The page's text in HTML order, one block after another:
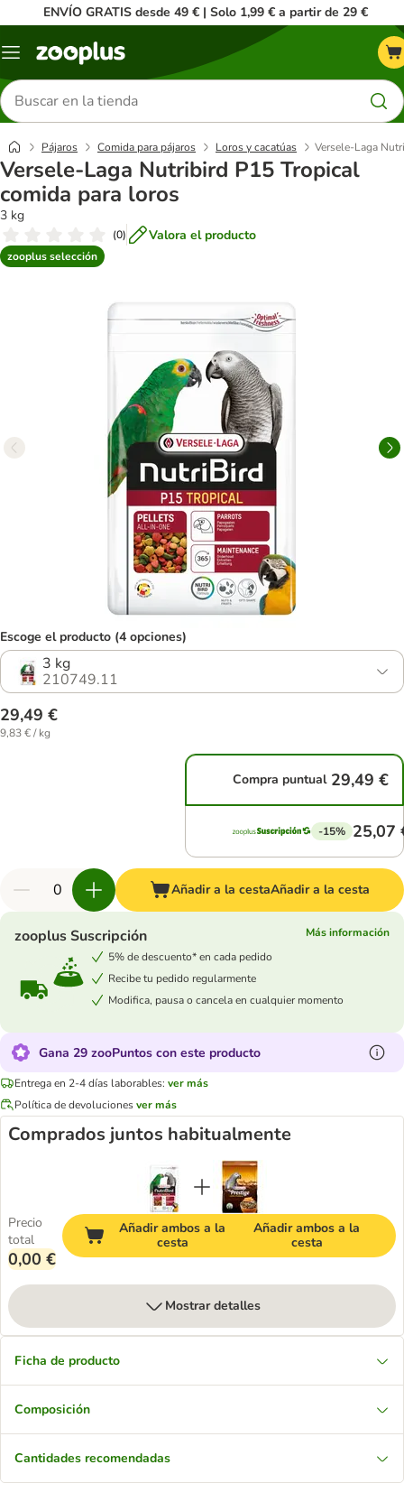
ENVÍO GRATIS desde 49 € | Solo 1,99 € a partir de 29 €
Menú
Buscar
productos
Pájaros Comida para pájaros Loros y cacatúas Versele-Laga
Versele-Laga Nutribird P15 Tropical
comida para loros
3 kg
(0) Valora el producto
zooplus selección
Escoge el producto (4 opciones)
3 kg
210749.11
29,49 €
9,83 € / kg
Compra puntual 29,49 €
-15% 25,07
Añadir a la cestaAñadir a la cesta
zooplus Suscripción
Más información
5% de descuento* en cada pedido
Recibe tu pedido regularmente
Modifica, pausa o cancela en cualquier momento
Gana 29 zooPuntos con este producto
Entrega en 2-4 días laborables: ver más
Política de devolucionesver más
Comprados juntos habitualmente
Precio
total
0,00 €
Añadir ambos a la
cesta
Añadir ambos a la
cesta
Mostrar detalles
Ficha de producto
Composición
Cantidades recomendadas